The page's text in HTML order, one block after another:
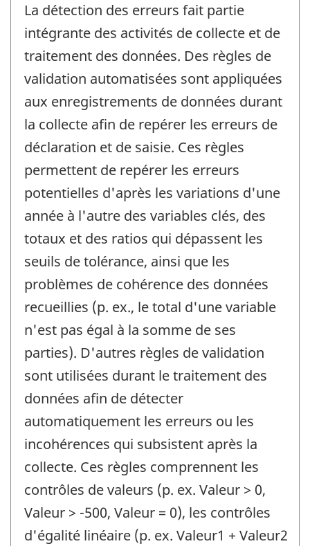
La détection des erreurs fait partie
intégrante des activités de collecte et de
traitement des données. Des règles de
validation automatisées sont appliquées
aux enregistrements de données durant
la collecte afin de repérer les erreurs de
déclaration et de saisie. Ces règles
permettent de repérer les erreurs
potentielles d'après les variations d'une
année à l'autre des variables clés, des
totaux et des ratios qui dépassent les
seuils de tolérance, ainsi que les
problèmes de cohérence des données
recueillies (p. ex., le total d'une variable
n'est pas égal à la somme de ses
parties). D'autres règles de validation
sont utilisées durant le traitement des
données afin de détecter
automatiquement les erreurs ou les
incohérences qui subsistent après la
collecte. Ces règles comprennent les
contrôles de valeurs (p. ex. Valeur > 0,
Valeur > -500, Valeur = 0), les contrôles
d'égalité linéaire (p. ex. Valeur1 + Valeur2